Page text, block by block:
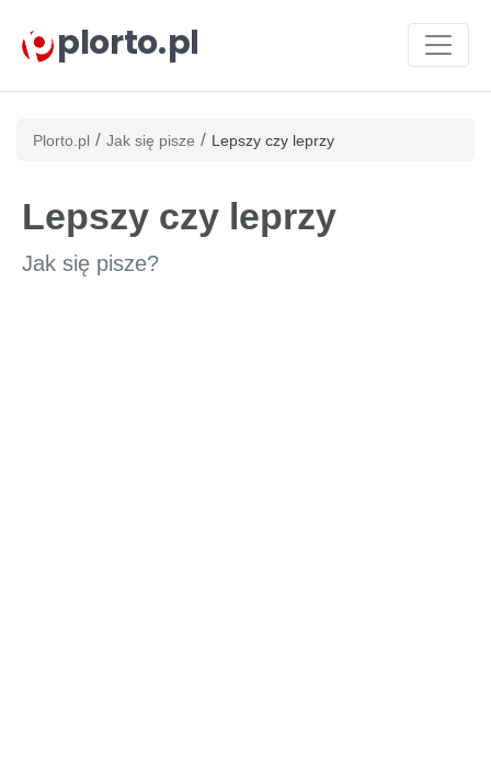
plorto.pl
Plorto.pl / Jak się pisze / Lepszy czy leprzy
Lepszy czy leprzy
Jak się pisze?